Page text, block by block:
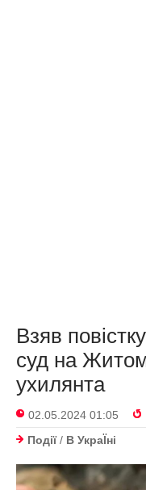
Взяв
суд на
ухилянта
02.05.2024 01:05
Події/ В УкраЇнi